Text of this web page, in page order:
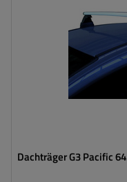
Dachträger G3 Pacific